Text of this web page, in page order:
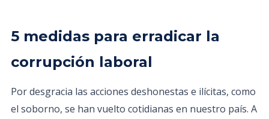
5 medidas para erradicar la
corrupción laboral
Por desgracia las acciones deshonestas e ilícitas, como
el soborno, se han vuelto cotidianas en nuestro país. A